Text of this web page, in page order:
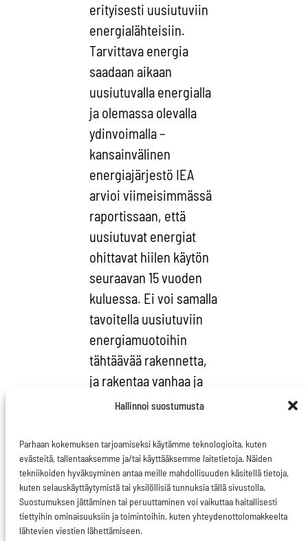
Hallinnoi suostumusta
Parhaan kokemuksen tarjoamiseksi käytämme teknologioita, kuten
evästeitä, tallentaaksemme ja/tai käyttääksemme laitetietoja. Näiden
tekniikoiden hyväksyminen antaa meille mahdollisuuden käsitellä tietoja,
kuten selauskäyttäytymistä tai yksilöllisiä tunnuksia tällä sivustolla.
Suostumuksen jättäminen tai peruuttaminen voi vaikuttaa haitallisesti
tiettyihin ominaisuuksiin ja toimintoihin, kuten yhteydenottolomakkeelta
lähtevien viestien lähettämiseen.
erityisesti uusiutuviin
energialähteisiin.
Tarvittava energia
saadaan aikaan
uusiutuvalla energialla
ja olemassa olevalla
ydinvoimalla –
kansainvälinen
energiajärjestö IEA
arvioi viimeisimmässä
raportissaan, että
uusiutuvat energiat
ohittavat hiilen käytön
seuraavan 15 vuoden
kuluessa. Ei voi samalla
tavoitella uusiutuviin
energiamuotoihin
tähtäävää rakennetta,
ja rakentaa vanhaa ja
joustamatonta.
Euroopan
ilmastoinstituutin